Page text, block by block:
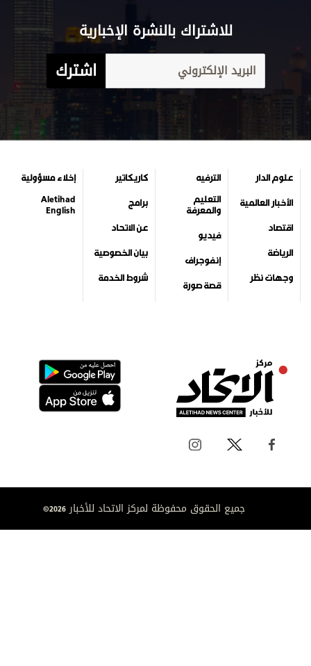
للاشتراك بالنشرة الإخبارية
اشترك
علوم الدار
الأخبار العالمية
اقتصاد
الرياضة
وجهات نظر
الترفيه
التعليم
والمعرفة
فيديو
إنفوجراف
قصة صورة
كاريكاتير
برامج
عن الاتحاد
بيان الخصوصية
شروط الخدمة
إخلاء مسؤولية
Aletihad
English
جميع الحقوق محفوظة لمركز الاتحاد للأخبار 2026©